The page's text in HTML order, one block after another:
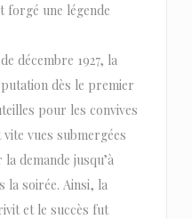
forgé une légende
décembre 1927, la
dès le premier
pour les convives
vues submergées
demande jusqu’à
la soirée. Ainsi, la
et le succès fut